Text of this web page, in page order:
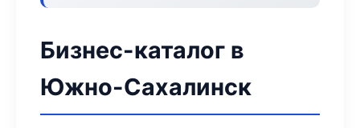
Бизнес-каталог в
Южно-Сахалинск